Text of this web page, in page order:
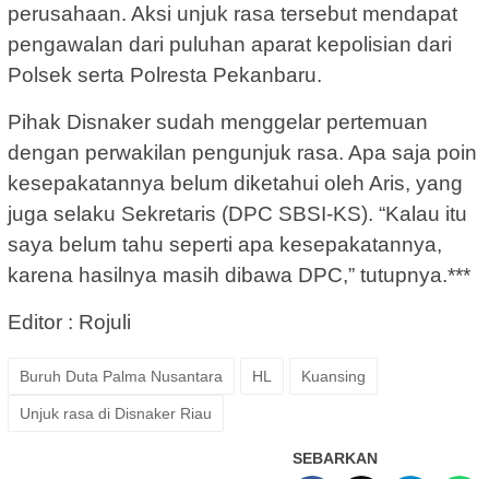
perusahaan. Aksi unjuk rasa tersebut mendapat
pengawalan dari puluhan aparat kepolisian dari
Polsek serta Polresta Pekanbaru.
Pihak Disnaker sudah menggelar pertemuan
dengan perwakilan pengunjuk rasa. Apa saja poin
kesepakatannya belum diketahui oleh Aris, yang
juga selaku Sekretaris (DPC SBSI-KS). “Kalau itu
saya belum tahu seperti apa kesepakatannya,
karena hasilnya masih dibawa DPC,” tutupnya.***
Editor : Rojuli
Buruh Duta Palma Nusantara HL Kuansing
Unjuk rasa di Disnaker Riau
SEBARKAN